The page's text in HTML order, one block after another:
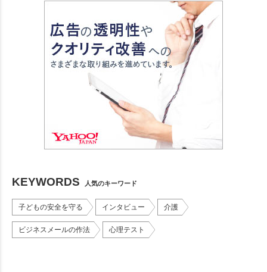
KEYWORDS 人気のキーワード
子どもの安全を守る インタビュー 介護
ビジネスメールの作法 心理テスト